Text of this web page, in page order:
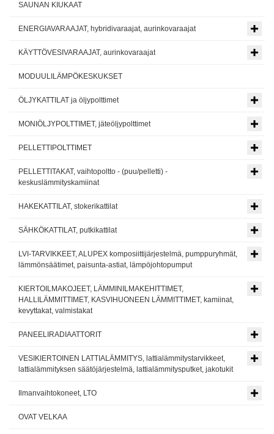
SAUNAN KIUKAAT
ENERGIAVARAAJAT, hybridivaraajat, aurinkovaraajat
KÄYTTÖVESIVARAAJAT, aurinkovaraajat
MODUULILÄMPÖKESKUKSET
ÖLJYKATTILAT ja öljypolttimet
MONIÖLJYPOLTTIMET, jäteöljypolttimet
PELLETTIPOLTTIMET
PELLETTITAKAT, vaihtopoltto - (puu/pelletti) -
keskuslämmityskamiinat
HAKEKATTILAT, stokerikattilat
SÄHKÖKATTILAT, putkikattilat
LVI-TARVIKKEET, ALUPEX komposiittijärjestelmä, pumppuryhmät,
lämmönsäätimet, paisunta-astiat, lämpöjohtopumput
KIERTOILMAKOJEET, LÄMMINILMAKEHITTIMET,
HALLILÄMMITTIMET, KASVIHUONEEN LÄMMITTIMET, kamiinat,
kevyttakat, valmistakat
PANEELIRADIAATTORIT
VESIKIERTOINEN LATTIALÄMMITYS, lattialämmitystarvikkeet,
lattialämmityksen säätöjärjestelmä, lattialämmitysputket, jakotukit
Ilmanvaihtokoneet, LTO
OVAT VELKAA